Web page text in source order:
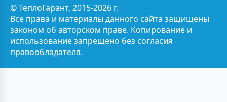
© ТеплоГарант, 2015-2026 г.
Все права и материалы данного сайта защищены
законом об авторском праве. Копирование и
использование запрещено без согласия
правообладателя.